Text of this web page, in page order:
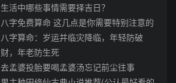
生活中哪些事情需要择吉日？
八字免费算命 这几点是你需要特别注意的
八字算命：岁运并临灾降临，年轻防破
财，年老防生死
去孟婆投胎要喝孟婆汤忘记前尘往事